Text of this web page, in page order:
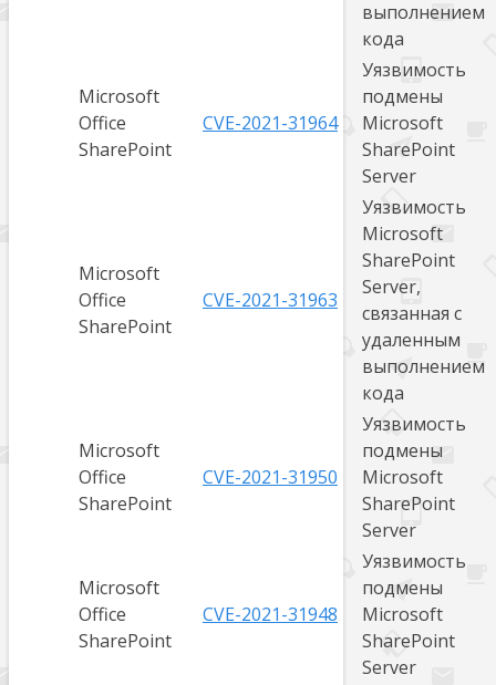
выполнением
кода
Microsoft
Office
SharePoint
CVE-2021-31964
Уязвимость
подмены
Microsoft
SharePoint
Server
Microsoft
Office
SharePoint
CVE-2021-31963
Уязвимость
Microsoft
SharePoint
Server,
связанная с
удаленным
выполнением
кода
Microsoft
Office
SharePoint
CVE-2021-31950
Уязвимость
подмены
Microsoft
SharePoint
Server
Microsoft
Office
SharePoint
CVE-2021-31948
Уязвимость
подмены
Microsoft
SharePoint
Server